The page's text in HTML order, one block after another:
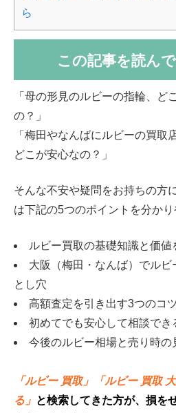
ら
この記事を読ん
「母の形見のルビーの指輪、ど
の？」
「梅田やなんばにルビーの買取
どこが安心なの？」
そんな不安や疑問をお持ちの方
は下記の5つのポイントを分かり
ルビー買取の基礎知識と価値
大阪（梅田・なんば）でル
とし穴
高額査定を引き出す3つのコ
初めてでも安心して相談でき
今後のルビー相場と売り時の
「ルビー 買取」「ルビー 買取
る」 と検索してきた方が、損を